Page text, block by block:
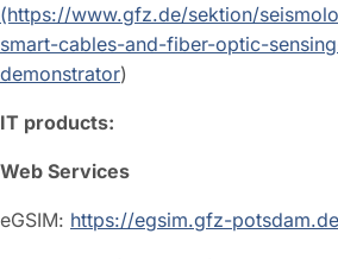
(https://www.gfz.de/sektion/
smart-cables-and-fiber-optic-
demonstrator)
IT products:
Web Services
eGSIM: https://egsim.gfz-